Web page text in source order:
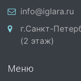
info@iglara.ru
г.Санкт-
(2 этаж)
Меню